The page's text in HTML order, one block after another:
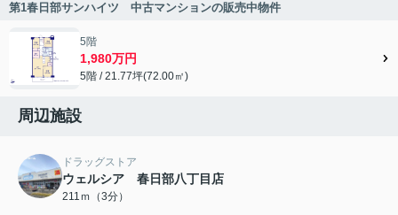
第1春日部サンハイツ 中古マンションの販売中物件
5階
1,980万円
5階 / 21.77坪(72.00㎡)
周辺施設
ドラッグストア
ウェルシア 春日部八丁目店
211ｍ（3分）